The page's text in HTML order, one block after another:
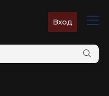
Вход